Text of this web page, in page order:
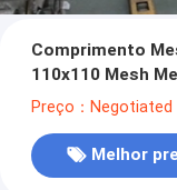
Comprimento
110x110 Mesh
Preço：Negotiated
Melhor